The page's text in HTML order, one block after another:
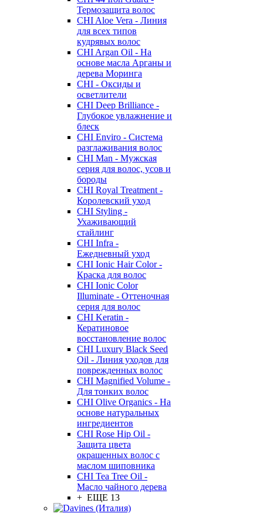
Термозащита волос
CHI Aloe Vera - Линия
для всех типов
кудрявых волос
CHI Argan Oil - На
основе масла Арганы и
дерева Моринга
CHI - Оксиды и
осветлители
CHI Deep Brilliance -
Глубокое увлажнение и
блеск
CHI Enviro - Система
разглаживания волос
CHI Man - Мужская
серия для волос, усов и
бороды
CHI Royal Treatment -
Королевский уход
CHI Styling -
Ухаживающий
стайлинг
CHI Infra -
Ежедневный уход
CHI Ionic Hair Color -
Краска для волос
CHI Ionic Color
Illuminate - Оттеночная
серия для волос
CHI Keratin -
Кератиновое
восстановление волос
CHI Luxury Black Seed
Oil - Линия уходов для
поврежденных волос
CHI Magnified Volume -
Для тонких волос
CHI Olive Organics - На
основе натуральных
ингредиентов
CHI Rose Hip Oil -
Защита цвета
окрашенных волос с
маслом шиповника
CHI Tea Tree Oil -
Масло чайного дерева
+ ЕЩЕ 13